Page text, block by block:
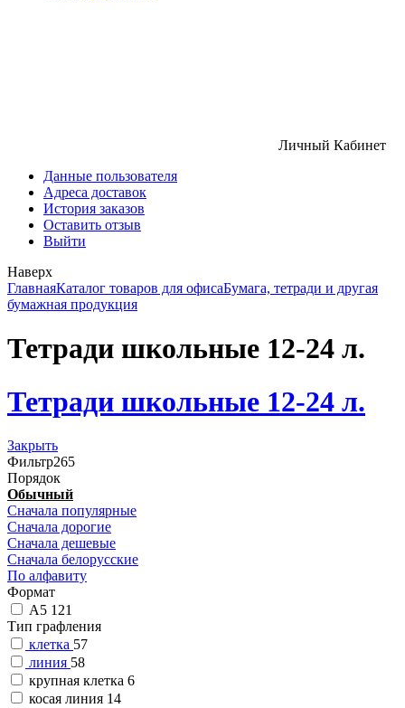
Личный Кабинет
Данные пользователя
Адреса доставок
История заказов
Оставить отзыв
Выйти
Наверх
ГлавнаяКаталог товаров для офисаБумага, тетради и другая
бумажная продукция
Тетради школьные 12-24 л.
Тетради школьные 12-24 л.
Закрыть
Фильтр265
Порядок
Обычный
Сначала популярные
Сначала дорогие
Сначала дешевые
Сначала белорусские
По алфавиту
Формат
А5 121
Тип графления
клетка 57
линия 58
крупная клетка 6
косая линия 14